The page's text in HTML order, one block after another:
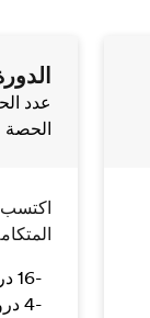
عدد الحصص 26
الحصة
اكتسب
16 درس لغة عام
4 دروس لغة ضمن معامل ilab